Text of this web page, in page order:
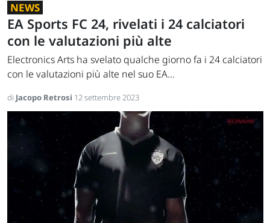
NEWS
EA Sports FC 24, rivelati i 24 calciatori
con le valutazioni più alte
Electronics Arts ha svelato qualche giorno fa i 24 calciatori
con le valutazioni più alte nel suo EA...
di Jacopo Retrosi 12 settembre 2023